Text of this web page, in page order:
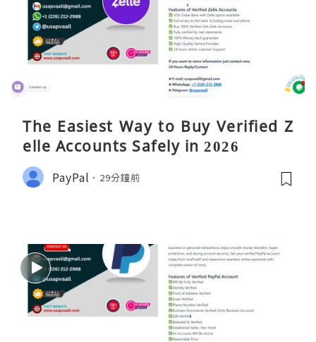
The Easiest Way to Buy Verified Z
elle Accounts Safely in 2026
PayPal 29分鐘前